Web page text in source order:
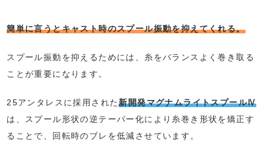
簡単に言うとキャスト時のスプール振動を抑えてくれる。
スプール振動を抑えるためには、糸をバランスよく巻き取る
ことが重要になります。
25アンタレスに採用された新開発マグナムライトスプールⅣ
は、スプール形状の逆テーパー化により糸巻き形状を矯正す
ることで、回転時のブレを低減させています。